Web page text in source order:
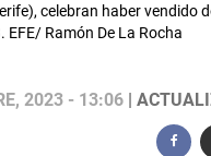
celebran haber vendido
EFE/ Ramón De La Rocha
2023 - 13:06|